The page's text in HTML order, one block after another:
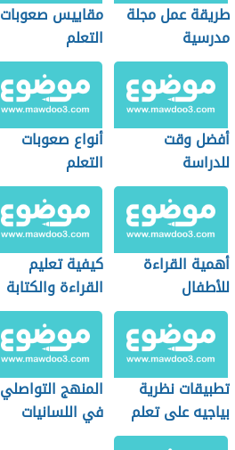
طريقة عمل مجلة
مدرسية
مقاييس صعوبات
التعلم
أفضل وقت
للدراسة
أنواع صعوبات
التعلم
أهمية القراءة
للأطفال
كيفية تعليم
القراءة والكتابة
تطبيقات نظرية
بياجيه على تعلم
الحساب
المنهج التواصلي
في اللسانيات